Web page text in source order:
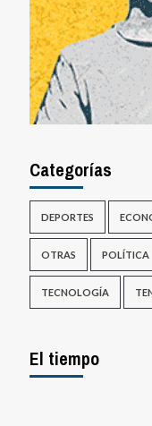
Categorías
DEPORTES
OTRAS POLÍTICA
TECNOLOGÍA
El tiempo